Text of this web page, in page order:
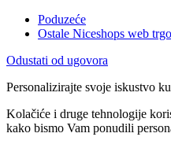
Poduzeće
Ostale Niceshops web
Odustati od ugovora
Personalizirajte svoje iskustvo
Kolačiće i druge tehnologije
kako bismo Vam ponudili